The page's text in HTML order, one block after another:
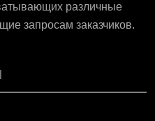
различные
запросам заказчиков.